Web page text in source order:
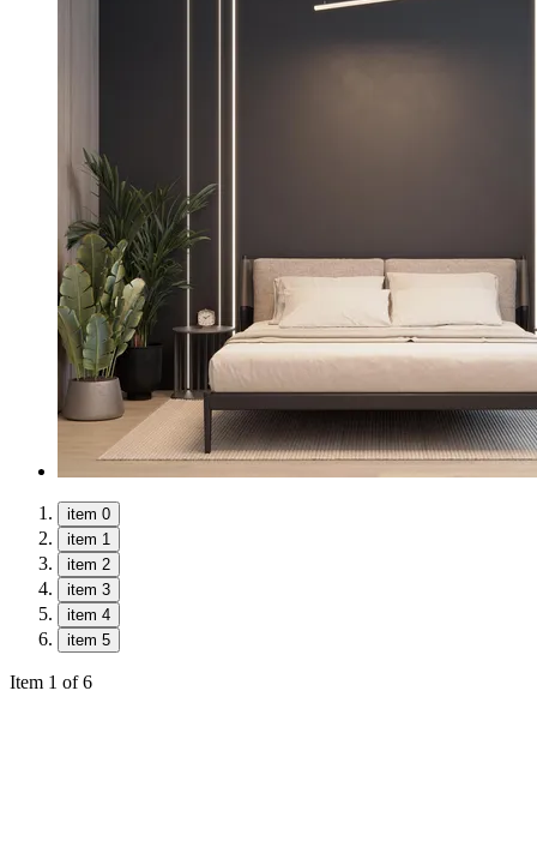
item 0
item 1
item 2
item 3
item 4
item 5
Item 1 of 6